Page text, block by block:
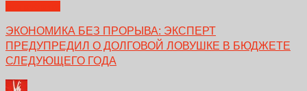
ЭКОНОМИКА БЕЗ ПРОРЫВА: ЭКСПЕРТ
ПРЕДУПРЕДИЛ О ДОЛГОВОЙ ЛОВУШКЕ В БЮДЖЕТЕ
СЛЕДУЮЩЕГО ГОДА